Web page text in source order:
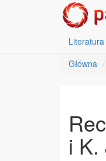
Literatura
Główna
i